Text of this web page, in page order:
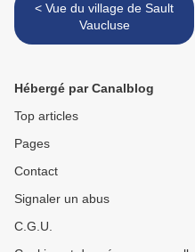
< Vue du village de Sault
Vaucluse
Hébergé par Canalblog
Top articles
Pages
Contact
Signaler un abus
C.G.U.